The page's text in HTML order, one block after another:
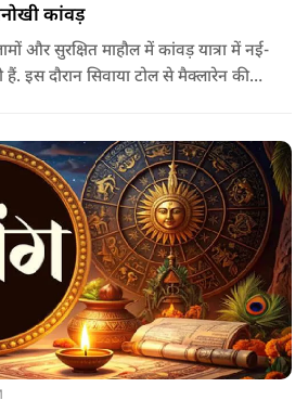
कांवड़
और सुरक्षित माहौल में कांवड़ यात्रा में नई-
इस दौरान सिवाया टोल से मैक्लारेन की